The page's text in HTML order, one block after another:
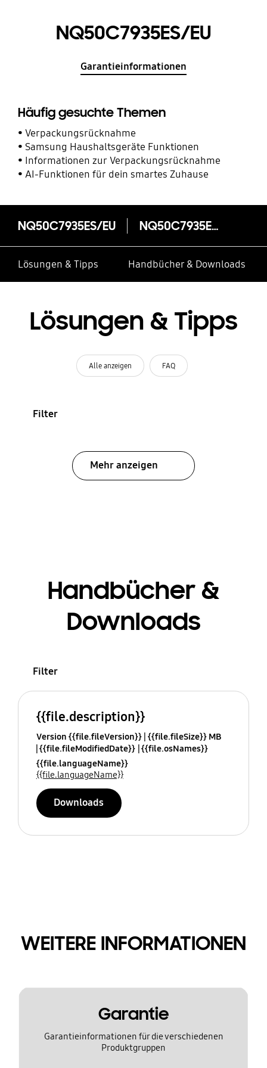
NQ50C7935ES/EU
Garantieinformationen
Häufig gesuchte Themen
Verpackungsrücknahme
Samsung Haushaltsgeräte Funktionen
Informationen zur Verpackungsrücknahme
AI-Funktionen für dein smartes Zuhause
NQ50C7935ES/EU NQ50C7935ES/EU
Lösungen & Tipps Handbücher & Downloads
Lösungen & Tipps
Alle anzeigen FAQ
Filter
Mehr anzeigen
Handbücher &
Downloads
Filter
{{file.description}}
Version {{file.fileVersion}} {{file.fileSize}} MB
{{file.fileModifiedDate}} {{file.osNames}}
{{file.languageName}}
{{file.languageName}}
Downloads
WEITERE INFORMATIONEN
Garantie
Garantieinformationen für die verschiedenen
Produktgruppen